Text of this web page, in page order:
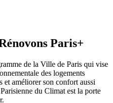
Paris+
de la Ville de Paris qui vise
des logements
et améliorer son confort aussi
du Climat est la porte